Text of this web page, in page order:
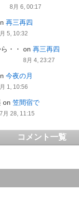
8月 6, 00:17
再三再四
5, 10:32
・・ on 再三再四
8月 4, 23:27
今夜の月
1, 10:56
on 笠間宿で
7月 28, 11:15
コメント一覧